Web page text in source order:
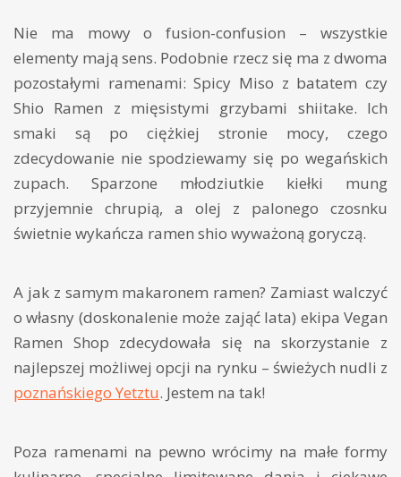
Nie ma mowy o fusion-confusion – wszystkie
elementy mają sens. Podobnie rzecz się ma z dwoma
pozostałymi ramenami: Spicy Miso z batatem czy
Shio Ramen z mięsistymi grzybami shiitake. Ich
smaki są po ciężkiej stronie mocy, czego
zdecydowanie nie spodziewamy się po wegańskich
zupach. Sparzone młodziutkie kiełki mung
przyjemnie chrupią, a olej z palonego czosnku
świetnie wykańcza ramen shio wyważoną goryczą.
A jak z samym makaronem ramen? Zamiast walczyć
o własny (doskonalenie może zająć lata) ekipa Vegan
Ramen Shop zdecydowała się na skorzystanie z
najlepszej możliwej opcji na rynku – świeżych nudli z
poznańskiego Yetztu. Jestem na tak!
Poza ramenami na pewno wrócimy na małe formy